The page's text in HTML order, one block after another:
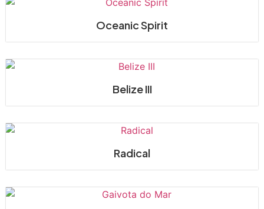
Oceanic Spirit
Belize III
Radical